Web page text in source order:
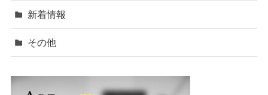
新着情報
その他